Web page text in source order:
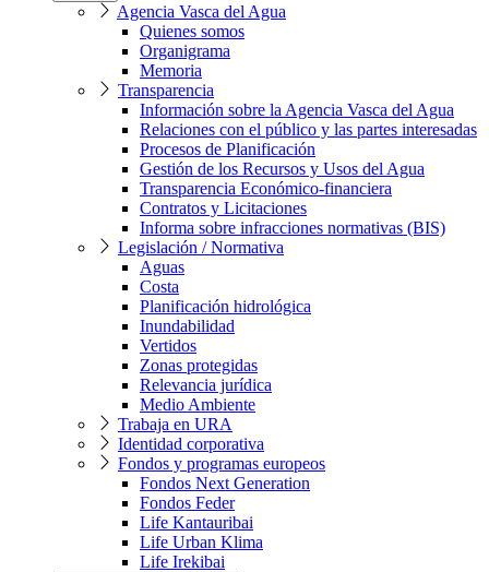
Agencia Vasca del Agua
Quienes somos
Organigrama
Memoria
Transparencia
Información sobre la Agencia Vasca del Agua
Relaciones con el público y las partes interesadas
Procesos de Planificación
Gestión de los Recursos y Usos del Agua
Transparencia Económico-financiera
Contratos y Licitaciones
Informa sobre infracciones normativas (BIS)
Legislación / Normativa
Aguas
Costa
Planificación hidrológica
Inundabilidad
Vertidos
Zonas protegidas
Relevancia jurídica
Medio Ambiente
Trabaja en URA
Identidad corporativa
Fondos y programas europeos
Fondos Next Generation
Fondos Feder
Life Kantauribai
Life Urban Klima
Life Irekibai